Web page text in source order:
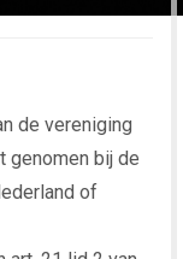
de vereniging
genomen bij de
of